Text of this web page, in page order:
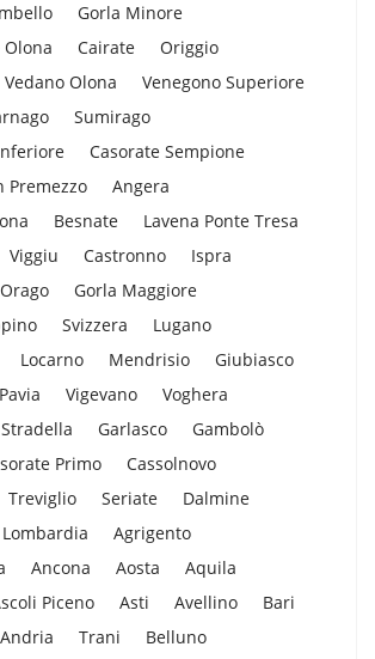
Gorla Minore
Cairate
Origgio
Vedano Olona
Venegono Superiore
Sumirago
Casorate Sempione
Premezzo
Angera
Besnate
Lavena Ponte Tresa
Viggiu Castronno
Ispra
Gorla Maggiore
Svizzera
Lugano
Locarno Mendrisio
Giubiasco
Pavia Vigevano
Voghera
Stradella Garlasco
Gambolò
Primo
Cassolnovo
Treviglio Seriate
Dalmine
Agrigento
Ancona Aosta
Aquila
Piceno Asti Avellino
Bari
Andria Trani
Belluno